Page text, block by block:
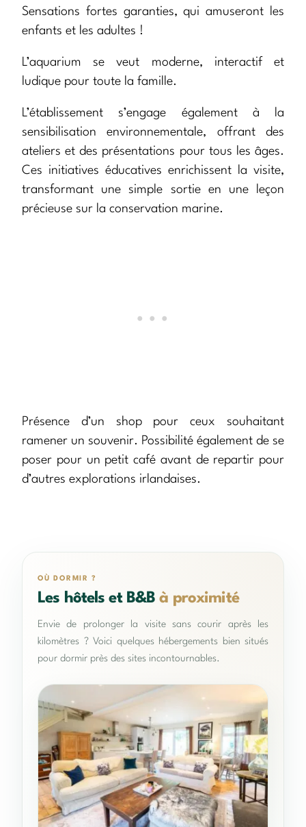
Sensations fortes garanties, qui amuseront les
enfants et les adultes !
L’aquarium se veut moderne, interactif et
ludique pour toute la famille.
L’établissement s’engage également à la
sensibilisation environnementale, offrant des
ateliers et des présentations pour tous les âges.
Ces initiatives éducatives enrichissent la visite,
transformant une simple sortie en une leçon
précieuse sur la conservation marine.
Présence d’un shop pour ceux souhaitant
ramener un souvenir. Possibilité également de se
poser pour un petit café avant de repartir pour
d’autres explorations irlandaises.
OÙ DORMIR ?
Les hôtels et B&Bà proximité
Envie de prolonger la visite sans courir après les
kilomètres ? Voici quelques hébergements bien situés
pour dormir près des sites incontournables.